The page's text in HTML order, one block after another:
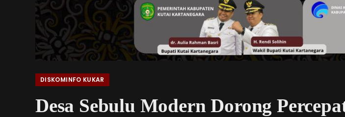
DISKOMINFO KUKAR
Desa Sebulu Modern Dorong